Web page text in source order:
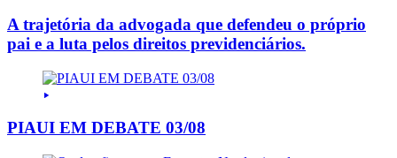
A trajetória da advogada que defendeu o próprio
pai e a luta pelos direitos previdenciários.
PIAUI EM DEBATE 03/08